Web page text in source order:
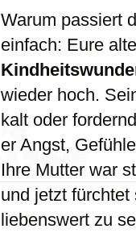
Warum passiert
einfach: Eure
wieder hoch.
kalt oder
er Angst,
Ihre Mutter war
und jetzt fürchtet
liebenswert zu